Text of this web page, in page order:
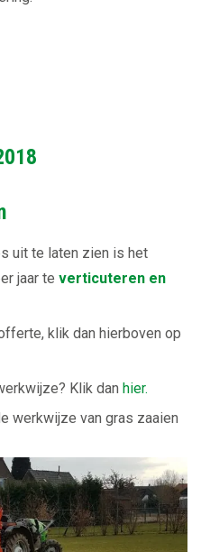
uit te laten zien is het
jaar te verticuteren en
klik dan hierboven op
Klik dan hier.
werkwijze van gras zaaien